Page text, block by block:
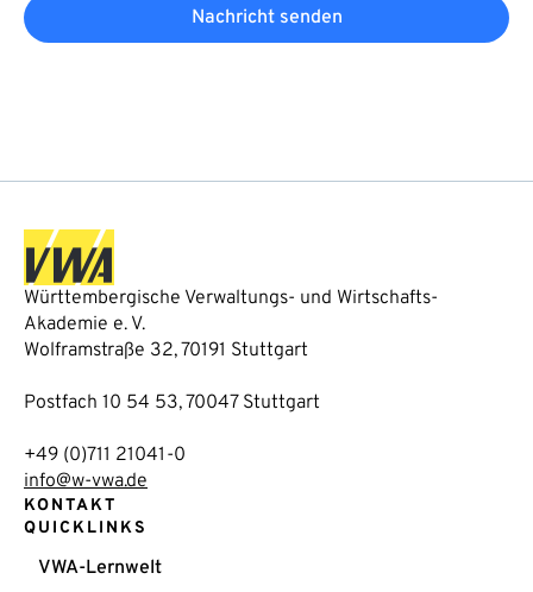
Nachricht senden
Württembergische Verwaltungs- und Wirtschafts-
Akademie e. V.
Wolframstraße 32, 70191 Stuttgart
Postfach 10 54 53, 70047 Stuttgart
+49 (0)711 21041-0
info@w-vwa.de
KONTAKT
QUICKLINKS
VWA-Lernwelt